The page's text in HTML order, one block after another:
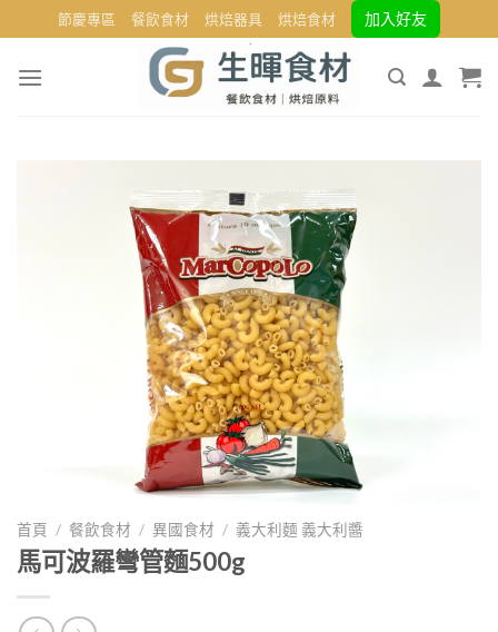
to
content
節慶專區 餐飲食材 烘焙器具 烘焙食材 加入好友
首頁 / 餐飲食材 / 異國食材 / 義大利麵 義大利醬
馬可波羅彎管麵500g